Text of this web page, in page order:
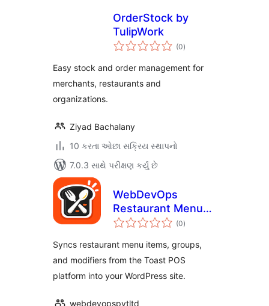
OrderStock by
TulipWork
(0કુલ
રેટિંગ્સ
)
Easy stock and order management for
merchants, restaurants and
organizations.
Ziyad Bachalany
10 કરતા ઓછા સક્રિય સ્થાપનો
7.0.3 સાથે પરીક્ષણ કર્યું છે
WebDevOps
Restaurant Menu
Sync for Toast
(0કુલ
રેટિંગ્સ
)
Syncs restaurant menu items, groups,
and modifiers from the Toast POS
platform into your WordPress site.
webdevopspvtltd